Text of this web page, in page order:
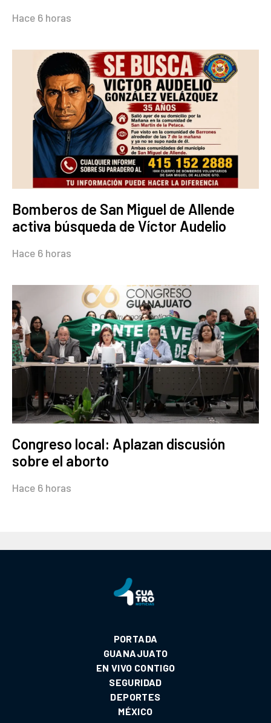
Hace 6 horas
Bomberos de San Miguel de Allende
activa búsqueda de Víctor Audelio
Hace 6 horas
Congreso local: Aplazan discusión
sobre el aborto
Hace 6 horas
PORTADA
GUANAJUATO
EN VIVO CONTIGO
SEGURIDAD
DEPORTES
MÉXICO